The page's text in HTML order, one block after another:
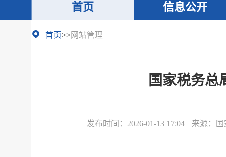
首页 信息公开
首页>>网站管理
国家税务总
发布时间： 2026-01-13 17:04 来源：